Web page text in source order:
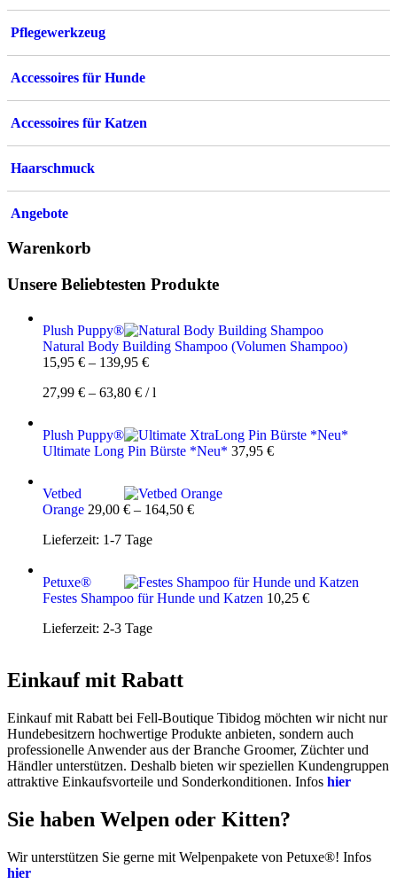
Pflegewerkzeug
Accessoires für Hunde
Accessoires für Katzen
Haarschmuck
Angebote
Warenkorb
Unsere Beliebtesten Produkte
Plush Puppy®
Natural Body Building Shampoo (Volumen Shampoo)
15,95 € – 139,95 €
27,99 € – 63,80 € /l
Plush Puppy®
Ultimate Long Pin Bürste *Neu* 37,95 €
Vetbed
Orange 29,00 € – 164,50 €
Lieferzeit: 1-7 Tage
Petuxe®
Festes Shampoo für Hunde und Katzen 10,25 €
Lieferzeit: 2-3 Tage
Einkauf mit Rabatt
Einkauf mit Rabatt bei Fell-Boutique Tibidog möchten wir nicht nur
Hundebesitzern hochwertige Produkte anbieten, sondern auch
professionelle Anwender aus der Branche Groomer, Züchter und
Händler unterstützen. Deshalb bieten wir speziellen Kundengruppen
attraktive Einkaufsvorteile und Sonderkonditionen. Infos hier
Sie haben Welpen oder Kitten?
Wir unterstützen Sie gerne mit Welpenpakete von Petuxe®! Infos
hier